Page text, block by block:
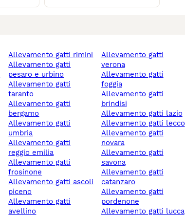
allevamento gatti rimini
allevamento gatti
pesaro e urbino
allevamento gatti
taranto
allevamento gatti
bergamo
allevamento gatti
umbria
allevamento gatti
reggio emilia
allevamento gatti
frosinone
allevamento gatti ascoli
piceno
allevamento gatti
avellino
allevamento gatti
verona
allevamento gatti
foggia
allevamento gatti
brindisi
allevamento gatti lazio
allevamento gatti lecco
allevamento gatti
novara
allevamento gatti
savona
allevamento gatti
catanzaro
allevamento gatti
pordenone
allevamento gatti lucca